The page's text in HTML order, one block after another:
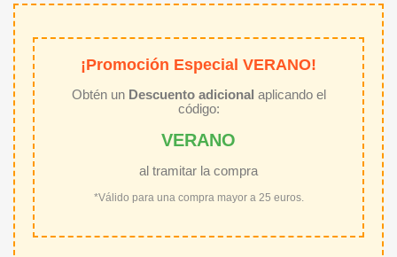
¡Promoción Especial VERANO!
Obtén un Descuento adicional aplicando el
código:
VERANO
al tramitar la compra
*Válido para una compra mayor a 25 euros.